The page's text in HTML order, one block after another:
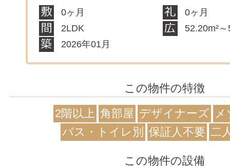
0ヶ月
0ヶ月
2LDK
52.20m²
2026年01月
この物件の特徴
2階以上 角部屋 デザイナーズ
バス・トイレ別
保証人不要 二
この物件の設備